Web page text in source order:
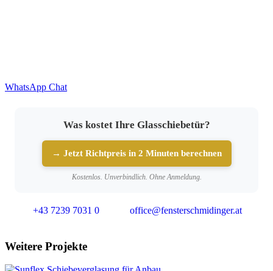
WhatsApp Chat
Was kostet Ihre Glasschiebetür?
→ Jetzt Richtpreis in 2 Minuten berechnen
Kostenlos. Unverbindlich. Ohne Anmeldung.
+43 7239 7031 0 office@fensterschmidinger.at
Weitere Projekte